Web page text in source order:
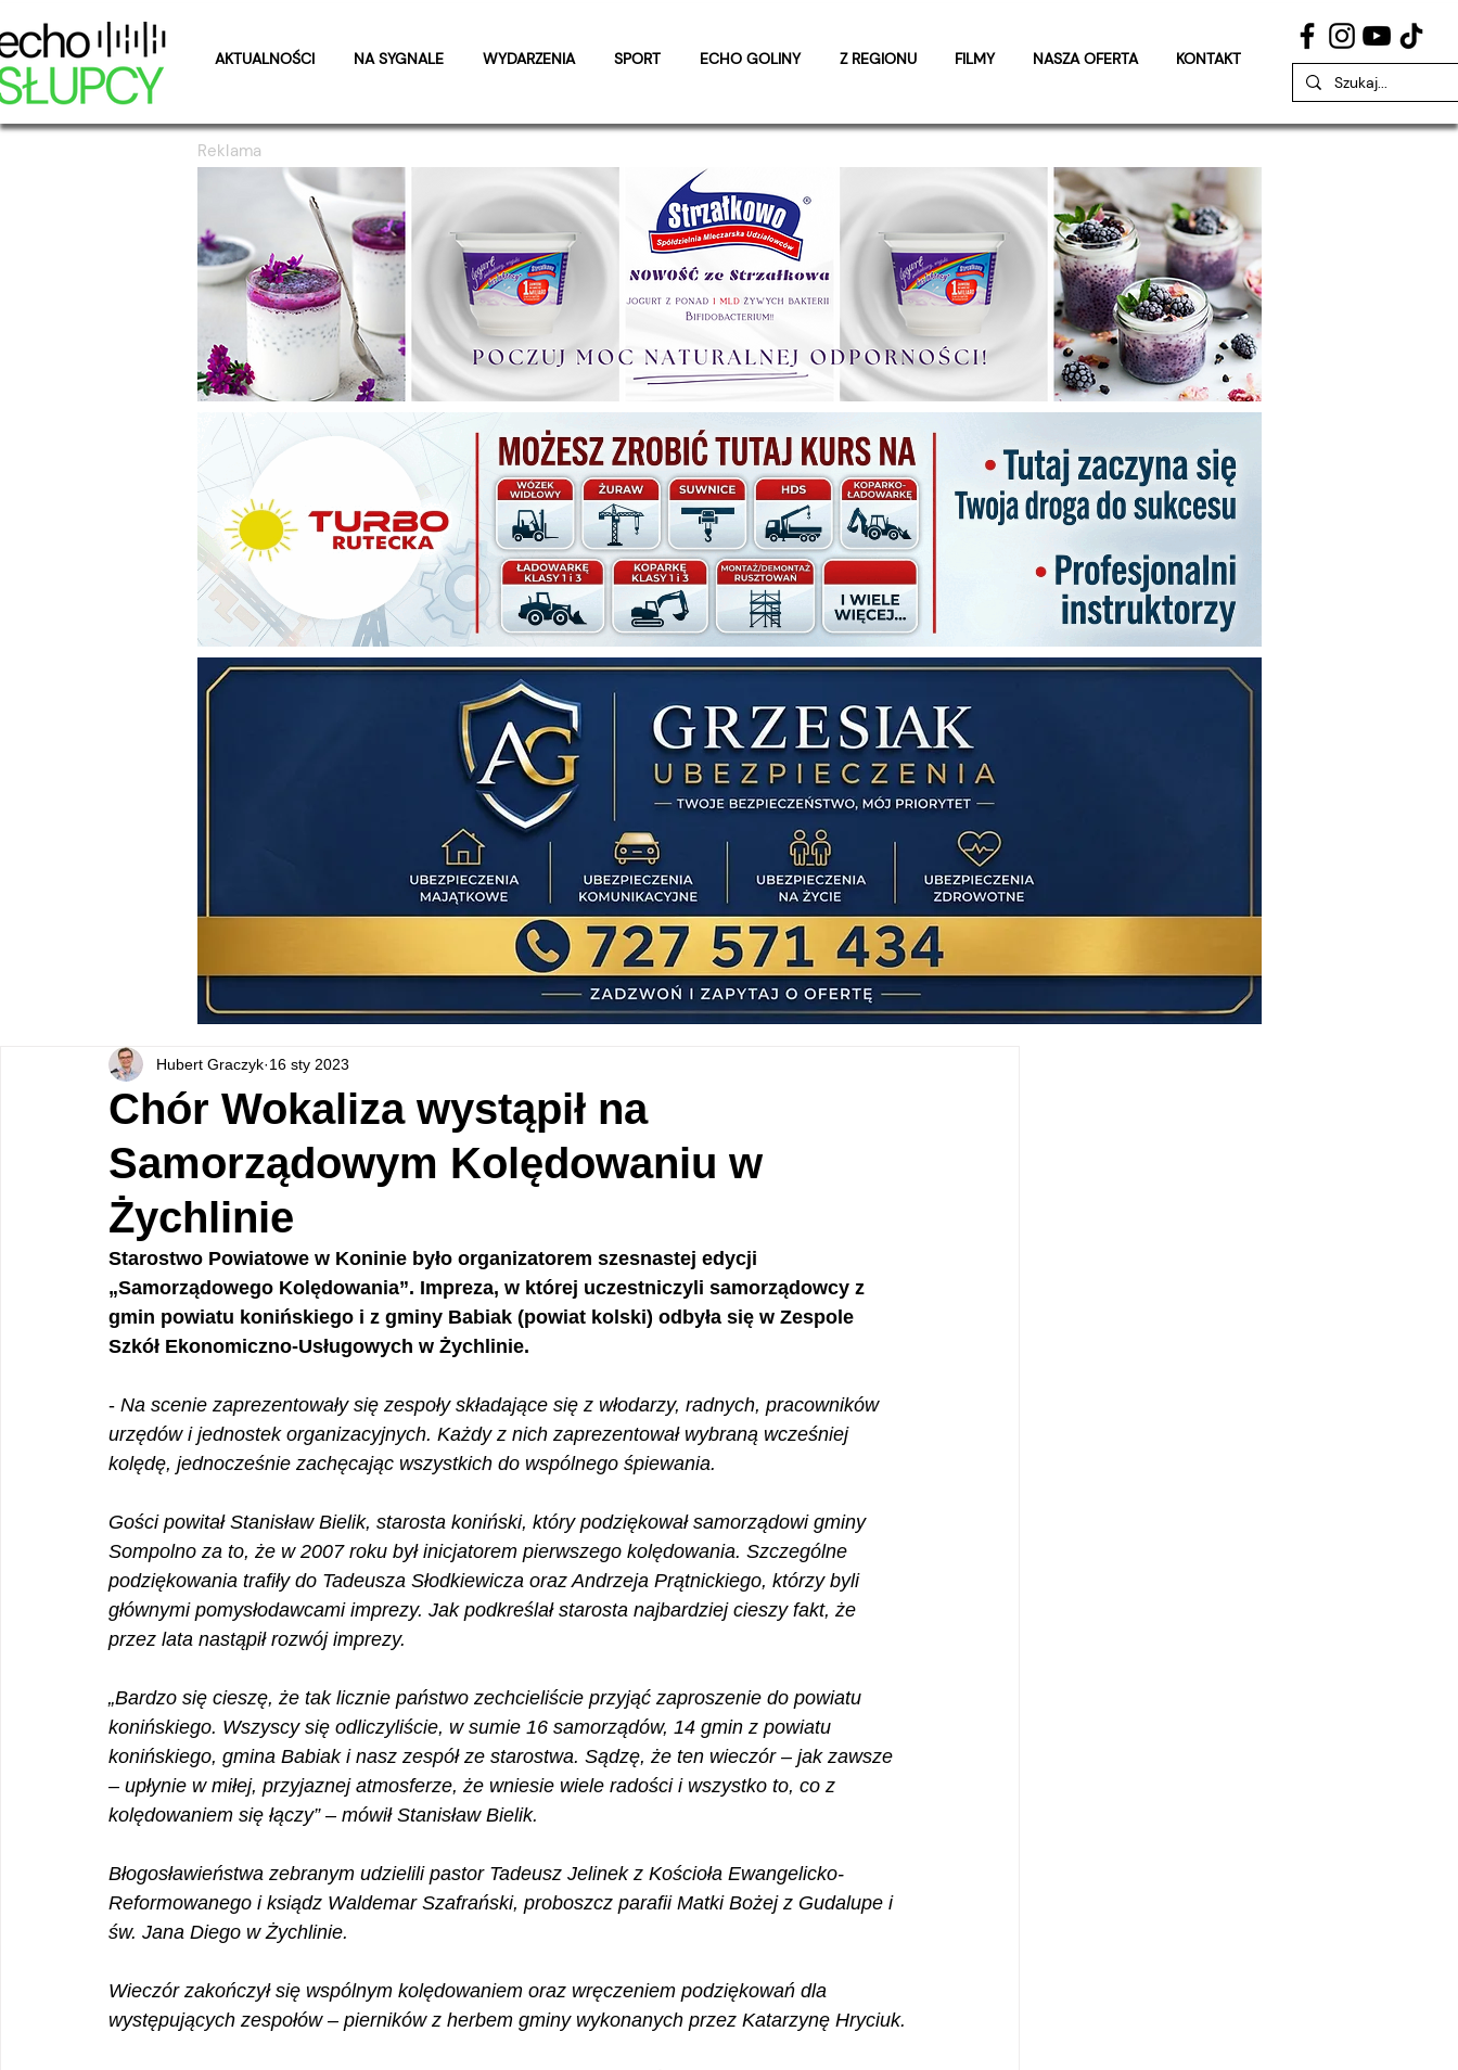
AKTUALNOŚCI NA SYGNALE WYDARZENIA SPORT ECHO GOLINY Z REGIONU FILMY NASZA OFERTA KONTAKT
Reklama
Chór Wokaliza wystąpił na
Samorządowym Kolędowaniu w
Żychlinie
Hubert Graczyk 16 sty 2023
Starostwo Powiatowe w Koninie było organizatorem szesnastej edycji
„Samorządowego Kolędowania”. Impreza, w której uczestniczyli samorządowcy z
gmin powiatu konińskiego i z gminy Babiak (powiat kolski) odbyła się w Zespole
Szkół Ekonomiczno-Usługowych w Żychlinie.
- Na scenie zaprezentowały się zespoły składające się z włodarzy, radnych, pracowników
urzędów i jednostek organizacyjnych. Każdy z nich zaprezentował wybraną wcześniej
kolędę, jednocześnie zachęcając wszystkich do wspólnego śpiewania.
Gości powitał Stanisław Bielik, starosta koniński, który podziękował samorządowi gminy
Sompolno za to, że w 2007 roku był inicjatorem pierwszego kolędowania. Szczególne
podziękowania trafiły do Tadeusza Słodkiewicza oraz Andrzeja Prątnickiego, którzy byli
głównymi pomysłodawcami imprezy. Jak podkreślał starosta najbardziej cieszy fakt, że
przez lata nastąpił rozwój imprezy.
„Bardzo się cieszę, że tak licznie państwo zechcieliście przyjąć zaproszenie do powiatu
konińskiego. Wszyscy się odliczyliście, w sumie 16 samorządów, 14 gmin z powiatu
konińskiego, gmina Babiak i nasz zespół ze starostwa. Sądzę, że ten wieczór – jak zawsze
– upłynie w miłej, przyjaznej atmosferze, że wniesie wiele radości i wszystko to, co z
kolędowaniem się łączy” – mówił Stanisław Bielik.
Błogosławieństwa zebranym udzielili pastor Tadeusz Jelinek z Kościoła Ewangelicko-
Reformowanego i ksiądz Waldemar Szafrański, proboszcz parafii Matki Bożej z Gudalupe i
św. Jana Diego w Żychlinie.
Wieczór zakończył się wspólnym kolędowaniem oraz wręczeniem podziękowań dla
występujących zespołów – pierników z herbem gminy wykonanych przez Katarzynę Hryciuk.